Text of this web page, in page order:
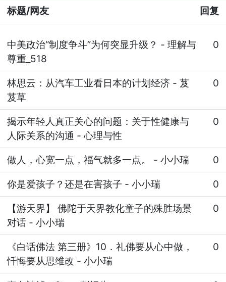
标题/网友 回复
中美政治“制度争斗”为何突显升级？ - 理解与
尊重_518
0
林思云：从汽车工业看日本的计划经济 - 芨
芨草
0
揭示年轻人真正关心的问题：关于性健康与
人际关系的沟通 - 心理与性
0
做人，心宽一点，福气就多一点。 - 小小瑞 0
你是爱孩子？还是在害孩子 - 小小瑞 0
【游天界】 佛陀于天界教化童子的殊胜场景
对话 - 小小瑞
0
《白话佛法 第三册》10．礼佛要从心中做，
忏悔要从思维改 - 小小瑞
0